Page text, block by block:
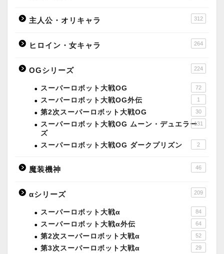
主人公・オリキャラ 312
ヒロイン・女キャラ 264
OGシリーズ 224
スーパーロボット大戦OG 72
スーパーロボット大戦OG外伝 1
第2次スーパーロボット大戦OG 30
スーパーロボット大戦OG ムーン・デュエラー
ズ
131
スーパーロボット大戦OG ダークプリズン 2
魔装機神 46
αシリーズ 209
スーパーロボット大戦α 84
スーパーロボット大戦α外伝 64
第2次スーパーロボット大戦α 52
第3次スーパーロボット大戦α 29